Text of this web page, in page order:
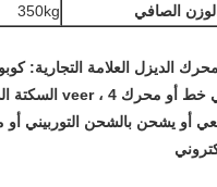
الوزن الصافي
350kg